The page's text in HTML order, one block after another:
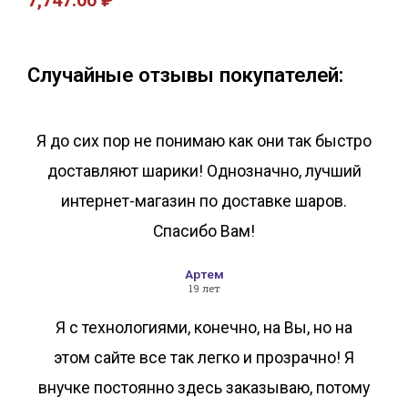
Случайные отзывы покупателей:
Я до сих пор не понимаю как они так быстро
доставляют шарики! Однозначно, лучший
интернет-магазин по доставке шаров.
Спасибо Вам!
Артем
19 лет
Я с технологиями, конечно, на Вы, но на
этом сайте все так легко и прозрачно! Я
внучке постоянно здесь заказываю, потому